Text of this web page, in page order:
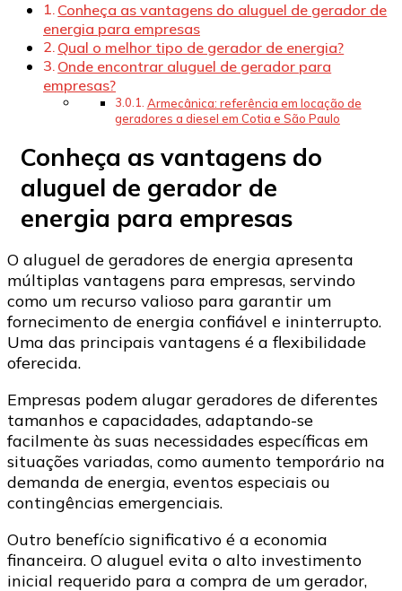
Conheça as vantagens do aluguel de gerador de
energia para empresas
Qual o melhor tipo de gerador de energia?
Onde encontrar aluguel de gerador para
empresas?
Armecânica: referência em locação de
geradores a diesel em Cotia e São Paulo
Conheça as vantagens do
aluguel de gerador de
energia para empresas
O aluguel de geradores de energia apresenta
múltiplas vantagens para empresas, servindo
como um recurso valioso para garantir um
fornecimento de energia confiável e ininterrupto.
Uma das principais vantagens é a flexibilidade
oferecida.
Empresas podem alugar geradores de diferentes
tamanhos e capacidades, adaptando-se
facilmente às suas necessidades específicas em
situações variadas, como aumento temporário na
demanda de energia, eventos especiais ou
contingências emergenciais.
Outro benefício significativo é a economia
financeira. O aluguel evita o alto investimento
inicial requerido para a compra de um gerador,